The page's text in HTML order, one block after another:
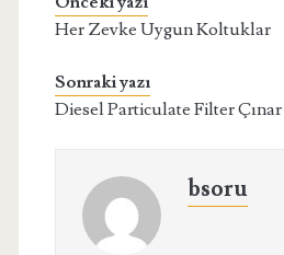
Her Zevke Uygun Koltuklar
Sonraki yazı
Diesel Particulate Filter Çınar
bsoru